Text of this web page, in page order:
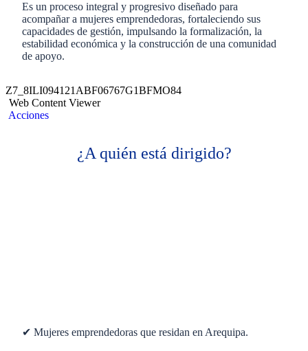
Es un proceso integral y progresivo diseñado para
acompañar a mujeres emprendedoras, fortaleciendo sus
capacidades de gestión, impulsando la formalización, la
estabilidad económica y la construcción de una comunidad
de apoyo.
Z7_8ILI094121ABF06767G1BFMO84
Web Content Viewer
Acciones
✔ Mujeres emprendedoras que residan en Arequipa.
¿A quién está dirigido?